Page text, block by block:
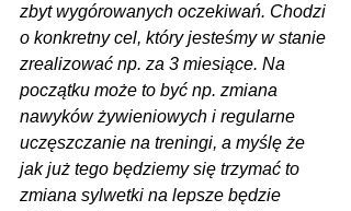
zbyt wygórowanych oczekiwań. Chodzi
o konkretny cel, który jesteśmy w stanie
zrealizować np. za 3 miesiące. Na
początku może to być np. zmiana
nawyków żywieniowych i regularne
uczęszczanie na treningi, a myślę że
jak już tego będziemy się trzymać to
zmiana sylwetki na lepsze będzie